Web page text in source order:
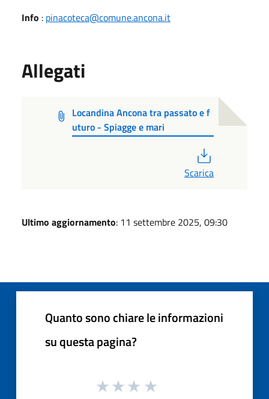
Info : pinacoteca@comune.ancona.it
Allegati
Locandina Ancona tra passato e f
uturo - Spiagge e mari
Scarica
Ultimo aggiornamento: 11 settembre 2025, 09:30
Quanto sono chiare le informazioni
su questa pagina?